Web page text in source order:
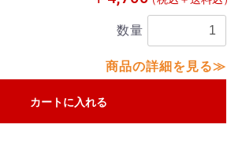
数量
商品の詳細を見る≫
カートに入れる